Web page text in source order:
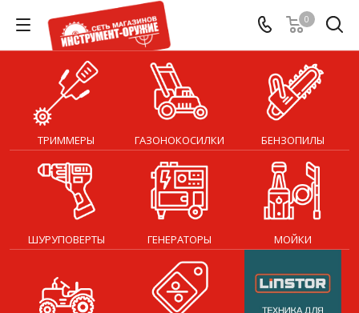
0
ТРИММЕРЫ ГАЗОНОКОСИЛКИ БЕНЗОПИЛЫ
ШУРУПОВЕРТЫ ГЕНЕРАТОРЫ МОЙКИ